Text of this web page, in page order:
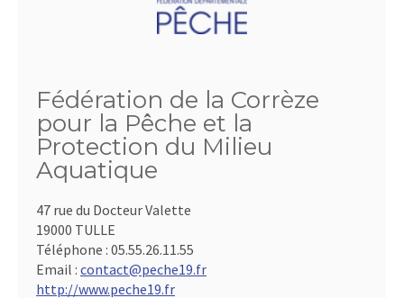
Fédération de la Corrèze
pour la Pêche et la
Protection du Milieu
Aquatique
47 rue du Docteur Valette
19000 TULLE
Téléphone : 05.55.26.11.55
Email : contact@peche19.fr
http://www.peche19.fr